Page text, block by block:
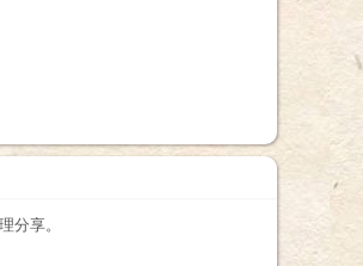
分享。